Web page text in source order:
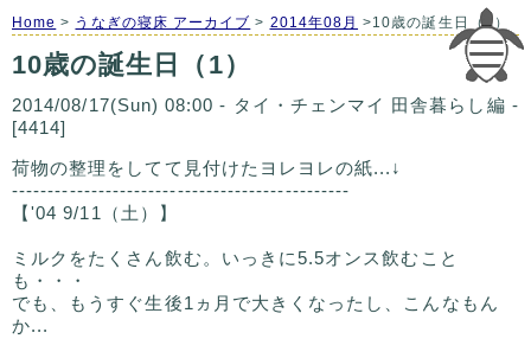
Home > うなぎの寝床 アーカイブ > 2014年08月 >10歳の誕生日（1）
10歳の誕生日（1）
2014/08/17(Sun) 08:00 - タイ・チェンマイ 田舎暮らし編 -
[4414]
荷物の整理をしてて見付けたヨレヨレの紙...↓
-----------------------------------------------
【'04 9/11（土）】
ミルクをたくさん飲む。いっきに5.5オンス飲むこと
も・・・
でも、もうすぐ生後1ヵ月で大きくなったし、こんなもん
か...